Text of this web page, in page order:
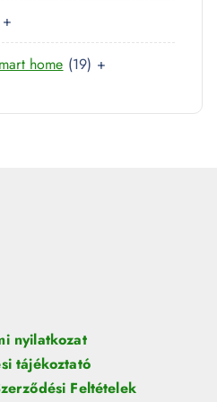
r
e
r
+
home 191
t
+
nyilatkozat
tájékoztató
Feltételek